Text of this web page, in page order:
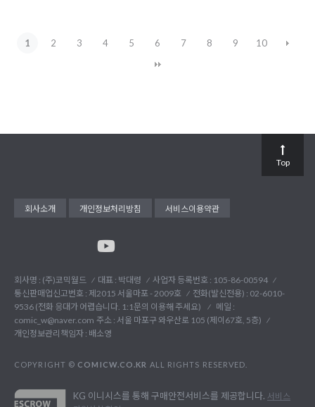
1 2 3 4 5 6 7 8 9 10
회사소개 개인정보처리방침 서비스이용약관
회사명 : (주)코믹월드 대표 : 박대령
사업자 등록번호 : 105-86-00594
통신판매업신고번호 : 제2015 서울마포 - 2009호
전화(발신전용) : 02-6010-
9536 (전화 응대가 어렵습니다. 1:1문의 이용해 주세요)
메일 :
comic_w@naver.com 주소 : 서울 마포구 와우산로 105 (제이67호, 5층)
개인정보관리책임자 : 배소영
COPYRIGHT © COMICW.CO.KR ALL RIGHTS RESERVED.
KG 이니시스를 통해 구매안전서비스를 제공합니다. 서비스
Top